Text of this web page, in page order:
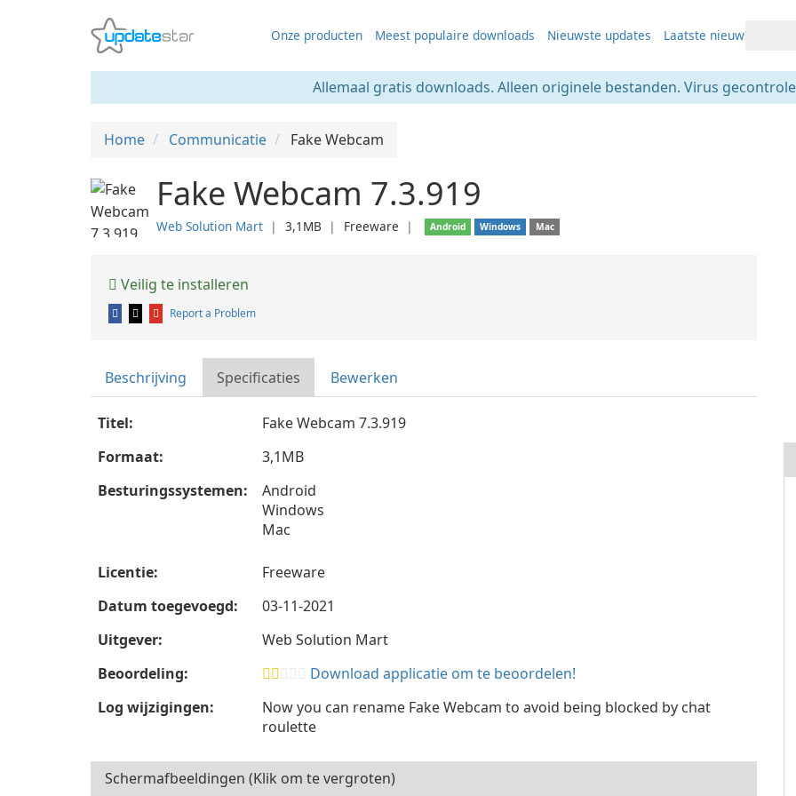
Onze producten Meest populaire downloads Nieuwste updates Laatste nieuws
Allemaal gratis downloads. Alleen originele bestanden. Virus
Home Communicatie Fake Webcam
Fake Webcam 7.3.919
Web Solution Mart ❘ 3,1MB ❘ Freeware ❘ Android Windows Mac
Veilig te installeren
Report a Problem
Beschrijving Specificaties Bewerken
Titel:
Fake Webcam 7.3.919
Formaat:
3,1MB
Besturingssystemen:
Android
Windows
Mac
Licentie:
Freeware
Datum toegevoegd:
03-11-2021
Uitgever:
Web Solution Mart
Beoordeling:
Download applicatie om te beoordelen!
Log wijzigingen:
Now you can rename Fake Webcam to avoid being blocked by chat
roulette
Schermafbeeldingen (Klik om te vergroten)